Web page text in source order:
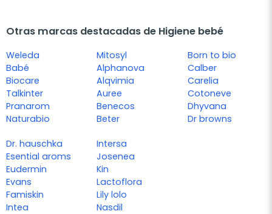
Otras marcas destacadas de Higiene bebé
Weleda
Babé
Biocare
Talkinter
Pranarom
Naturabio
Mitosyl
Alphanova
Alqvimia
Auree
Benecos
Beter
Born to bio
Calber
Carelia
Cotoneve
Dhyvana
Dr browns
Dr. hauschka
Esential aroms
Eudermin
Evans
Famiskin
Intea
Intersa
Josenea
Kin
Lactoflora
Lily lolo
Nasdil